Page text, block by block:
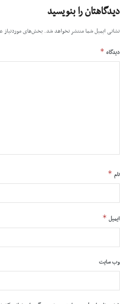
دیدگاهتان را بنویسید
نشانی ایمیل شما منتشر نخواهد شد. بخش‌های موردنیاز
دیدگاه *
نام *
ایمیل *
وب‌ سایت